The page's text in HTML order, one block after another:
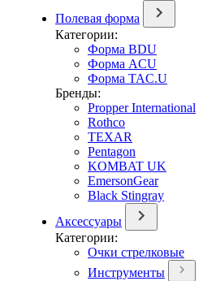
Полевая форма
Категории:
Форма BDU
Форма ACU
Форма TAC.U
Бренды:
Propper International
Rothco
TEXAR
Pentagon
KOMBAT UK
EmersonGear
Black Stingray
Аксессуары
Категории:
Очки стрелковые
Инструменты